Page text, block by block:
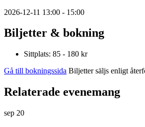
2026-12-11 13:00 - 15:00
Biljetter & bokning
Sittplats: 85 - 180 kr
Gå till bokningssida Biljetter säljs enligt
Relaterade evenemang
sep 20